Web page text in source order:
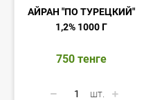
АЙРАН "ПО ТУРЕЦКИЙ"
1,2% 1000 Г
750 тенге
шт.